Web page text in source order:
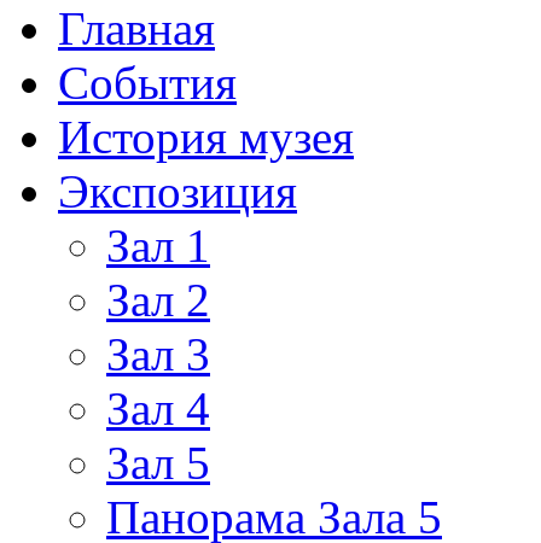
Главная
События
История музея
Экспозиция
Зал 1
Зал 2
Зал 3
Зал 4
Зал 5
Панорама Зала 5